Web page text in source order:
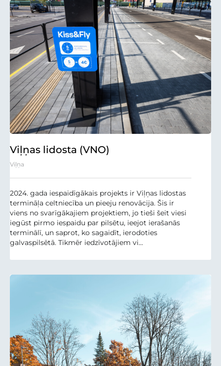
Viļņas lidosta (VNO)
Viļņa
2024. gada iespaidīgākais projekts ir Viļņas lidostas
termināļa celtniecība un pieeju renovācija. Šis ir
viens no svarīgākajiem projektiem, jo tieši šeit viesi
iegūst pirmo iespaidu par pilsētu, ieejot ierašanās
terminālī, un saprot, ko sagaidīt, ierodoties
galvaspilsētā. Tikmēr iedzīvotājiem vi...